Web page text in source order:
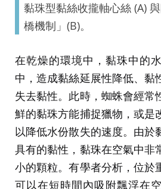
黏珠型黏絲收攏軸心絲 (A)
橋機制」(B)。
在乾燥的環境中，黏珠中的
中，造成黏絲延展性降低、黏
失去黏性。此時，蜘蛛會經常
鮮的黏珠方能捕捉獵物，或是
以降低水份散失的速度。由於
具有的黏性，黏珠在空氣中非
小的顆粒。有學者分析，位於
可以在短時間內吸附飄浮在